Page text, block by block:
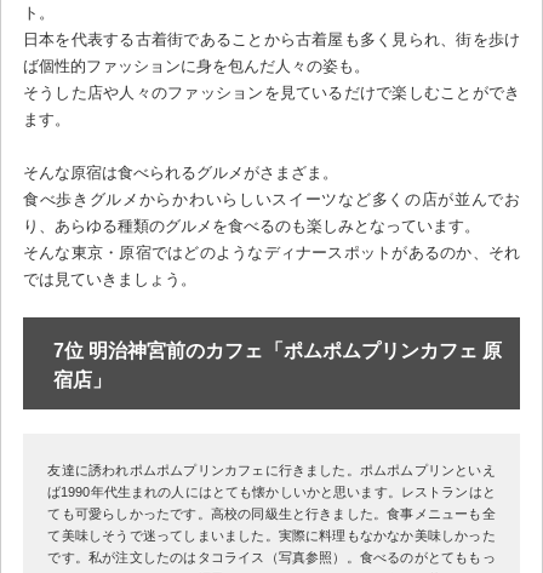
ト。
日本を代表する古着街であることから古着屋も多く見られ、街を歩け
ば個性的ファッションに身を包んだ人々の姿も。
そうした店や人々のファッションを見ているだけで楽しむことができ
ます。
そんな原宿は食べられるグルメがさまざま。
食べ歩きグルメからかわいらしいスイーツなど多くの店が並んでお
り、あらゆる種類のグルメを食べるのも楽しみとなっています。
そんな東京・原宿ではどのようなディナースポットがあるのか、それ
では見ていきましょう。
7位 明治神宮前のカフェ「ポムポムプリンカフェ 原
宿店」
友達に誘われポムポムプリンカフェに行きました。ポムポムプリンといえ
ば1990年代生まれの人にはとても懐かしいかと思います。レストランはと
ても可愛らしかったです。高校の同級生と行きました。食事メニューも全
て美味しそうで迷ってしまいました。実際に料理もなかなか美味しかった
です。私が注文したのはタコライス（写真参照）。食べるのがとてももっ